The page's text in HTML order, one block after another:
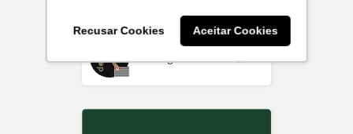
Recusar Cookies Aceitar Cookies
Rdesign SM Off